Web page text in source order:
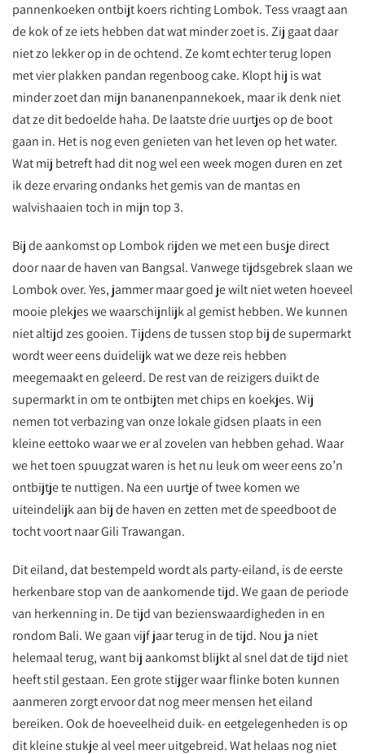
pannenkoeken ontbijt koers richting Lombok. Tess vraagt aan
de kok of ze iets hebben dat wat minder zoet is. Zij gaat daar
niet zo lekker op in de ochtend. Ze komt echter terug lopen
met vier plakken pandan regenboog cake. Klopt hij is wat
minder zoet dan mijn bananenpannekoek, maar ik denk niet
dat ze dit bedoelde haha. De laatste drie uurtjes op de boot
gaan in. Het is nog even genieten van het leven op het water.
Wat mij betreft had dit nog wel een week mogen duren en zet
ik deze ervaring ondanks het gemis van de mantas en
walvishaaien toch in mijn top 3.
Bij de aankomst op Lombok rijden we met een busje direct
door naar de haven van Bangsal. Vanwege tijdsgebrek slaan we
Lombok over. Yes, jammer maar goed je wilt niet weten hoeveel
mooie plekjes we waarschijnlijk al gemist hebben. We kunnen
niet altijd zes gooien. Tijdens de tussen stop bij de supermarkt
wordt weer eens duidelijk wat we deze reis hebben
meegemaakt en geleerd. De rest van de reizigers duikt de
supermarkt in om te ontbijten met chips en koekjes. Wij
nemen tot verbazing van onze lokale gidsen plaats in een
kleine eettoko waar we er al zovelen van hebben gehad. Waar
we het toen spuugzat waren is het nu leuk om weer eens zo’n
ontbijtje te nuttigen. Na een uurtje of twee komen we
uiteindelijk aan bij de haven en zetten met de speedboot de
tocht voort naar Gili Trawangan.
Dit eiland, dat bestempeld wordt als party-eiland, is de eerste
herkenbare stop van de aankomende tijd. We gaan de periode
van herkenning in. De tijd van bezienswaardigheden in en
rondom Bali. We gaan vijf jaar terug in de tijd. Nou ja niet
helemaal terug, want bij aankomst blijkt al snel dat de tijd niet
heeft stil gestaan. Een grote stijger waar flinke boten kunnen
aanmeren zorgt ervoor dat nog meer mensen het eiland
bereiken. Ook de hoeveelheid duik- en eetgelegenheden is op
dit kleine stukje al veel meer uitgebreid. Wat helaas nog niet